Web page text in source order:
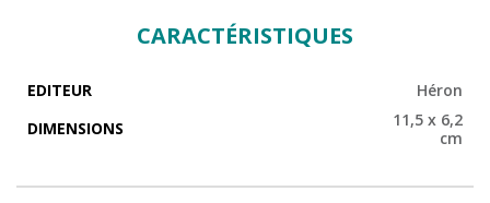
CARACTÉRISTIQUES
EDITEUR
Héron
DIMENSIONS
11,5 x 6,2
cm